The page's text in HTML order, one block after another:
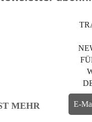
MEHR